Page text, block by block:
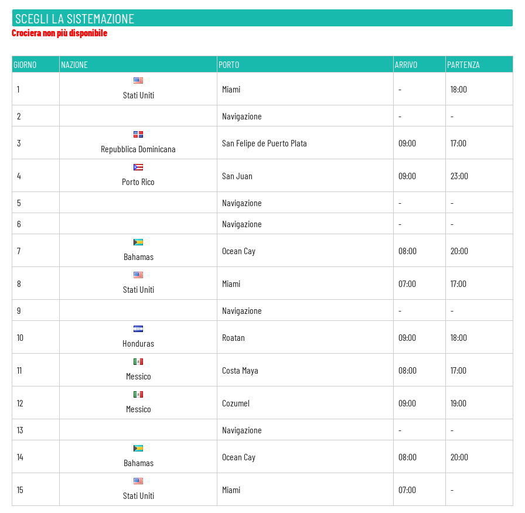
SCEGLI LA SISTEMAZIONE
Crociera non più disponibile
GIORNO NAZIONE PORTO ARRIVO PARTENZA
1
Stati Uniti
Miami - 18:00
2 Navigazione - -
3
Repubblica Dominicana
San Felipe de Puerto Plata 09:00 17:00
4
Porto Rico
San Juan 09:00 23:00
5 Navigazione -
-
6
Navigazione - -
7
Bahamas
Ocean Cay 08:00 20:00
8
Stati Uniti
Miami 07:00 17:00
9 Navigazione - -
10
Honduras
Roatan 09:00 18:00
11
Messico
Costa Maya 08:00 17:00
12
Messico
Cozumel 09:00 19:00
13 Navigazione - -
14
Bahamas
Ocean Cay 08:00 20:00
15
Stati Uniti
Miami 07:00 -